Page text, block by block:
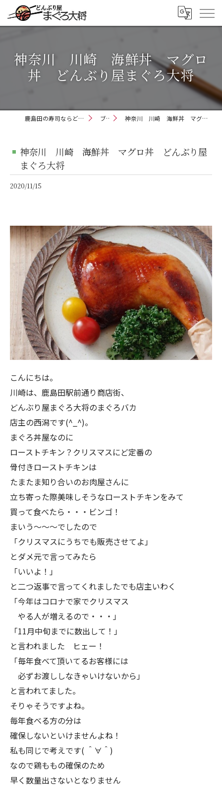
神奈川 川崎 海鮮丼 マグロ
丼 どんぶり屋まぐろ大将
鹿島田の寿司ならどんぶり屋まぐろ大将 ブログ 神奈川 川崎 海鮮丼 マグロ丼 どんぶり屋まぐろ大将
神奈川 川崎 海鮮丼 マグロ丼 どんぶり屋
まぐろ大将
2020/11/15
こんにちは。
川崎は、鹿島田駅前通り商店街、
どんぶり屋まぐろ大将のまぐろバカ
店主の西潟です(^_^)。
まぐろ丼屋なのに
ローストチキン？クリスマスにど定番の
骨付きローストチキンは
たまたま知り合いのお肉屋さんに
立ち寄った際美味しそうなローストチキンをみて
買って食べたら・・・ビンゴ！
まいう〜〜〜でしたので
「クリスマスにうちでも販売させてよ」
とダメ元で言ってみたら
「いいよ！」
と二つ返事で言ってくれましたでも店主いわく
「今年はコロナで家でクリスマス
やる人が増えるので・・・」
「11月中旬までに数出して！」
と言われました ヒェー！
「毎年食べて頂いてるお客様には
必ずお渡ししなきゃいけないから」
と言われてました。
そりゃそうですよね。
毎年食べる方の分は
確保しないといけませんよね！
私も同じで考えです( ＾∀＾)
なので鶏ももの確保のため
早く数量出さないとなりません